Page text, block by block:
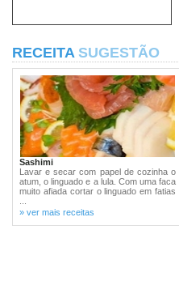
RECEITA SUGESTÃO
Sashimi
Lavar e secar com papel de cozinha o
atum, o linguado e a lula. Com uma faca
muito afiada cortar o linguado em fatias
» ver mais receitas